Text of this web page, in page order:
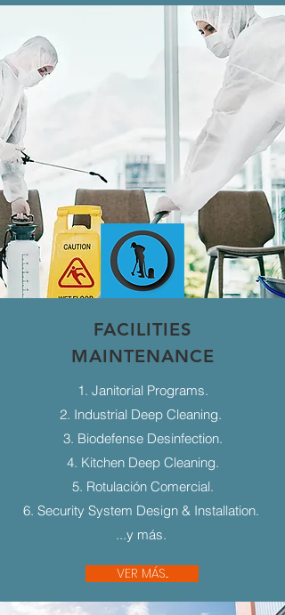
FACILITIES
MAINTENANCE
1. Janitorial Programs.
2. Industrial Deep Cleaning.
3. Biodefense Desinfection.
4. Kitchen Deep Cleaning.
5. Rotulación Comercial.
6. Security System Design & Installation.
...y más.
VER MÁS...